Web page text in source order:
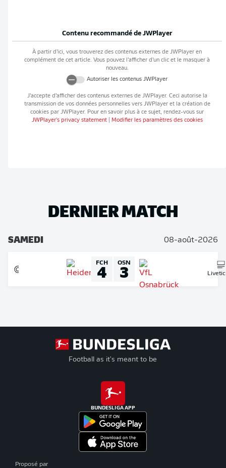
Contenu recommandé de JWPlayer
À partir d’ici, vous trouverez des contenus externes de JWPlayer en
complément de cet article. Vous pouvez l’afficher d’un clic et le masquer à
nouveau.
Autoriser les contenus JWPlayer
J’accepte d’afficher des contenus externes de JWPlayer. Ceci autorise la
transmission de vos données personnelles vers JWPlayeret la création de
cookies par JWPlayer. Pour en savoir plus à ce sujet, rendez-vous sur
JWPlayer's privacy statement| Modifier les paramètres des cookies
DERNIER MATCH
SAMEDI 08-août-2026
FCH
4 OSN
3
Football as it's meant to be
BUNDESLIGA APP
Proposé par